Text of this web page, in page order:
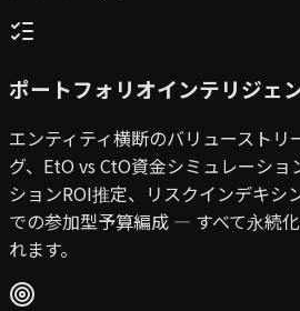
ポートフォリオインテリジェ
エンティティ横断のバリューストリ
グ、EtO vs CtO資金シミュレーショ
ションROI推定、リスクインデキシ
での参加型予算編成 — すべて永続
れます。